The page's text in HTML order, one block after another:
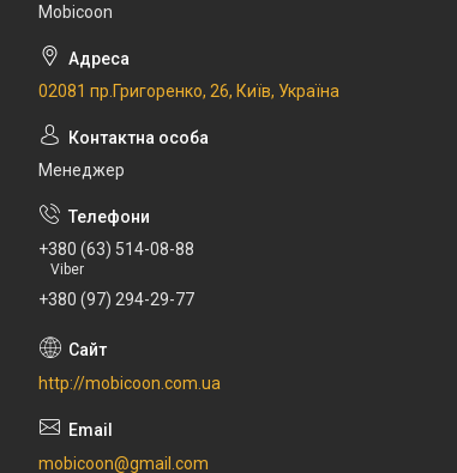
Mobicoon
02081 пр.Григоренко, 26, Київ, Україна
Менеджер
+380 (63) 514-08-88
Viber
+380 (97) 294-29-77
http://mobicoon.com.ua
mobicoon@gmail.com